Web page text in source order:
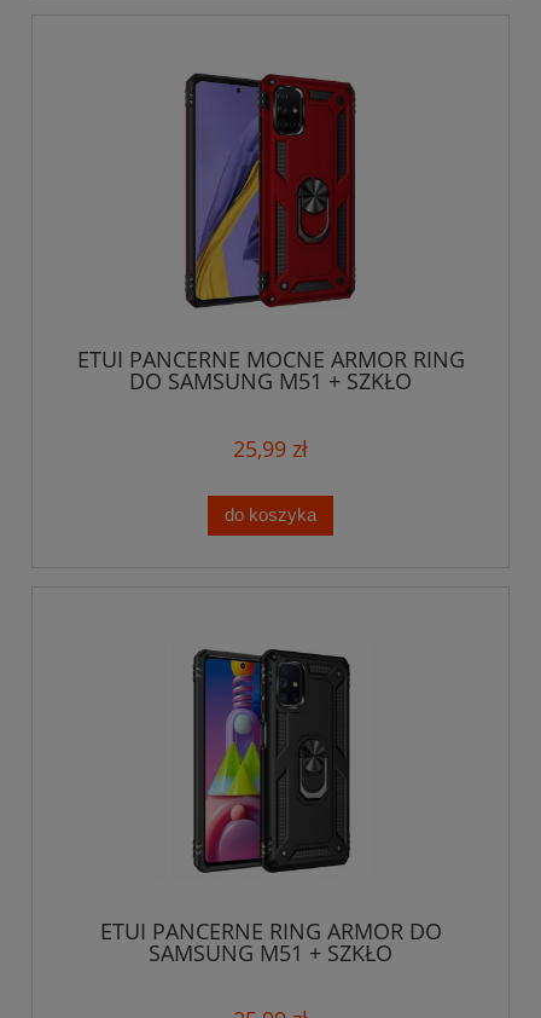
ETUI PANCERNE MOCNE ARMOR RING
DO SAMSUNG M51 + SZKŁO
25,99 zł
do koszyka
ETUI PANCERNE RING ARMOR DO
SAMSUNG M51 + SZKŁO